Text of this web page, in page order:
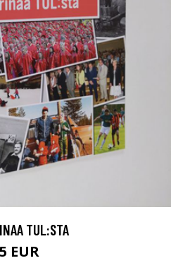
TUL:STA
EUR